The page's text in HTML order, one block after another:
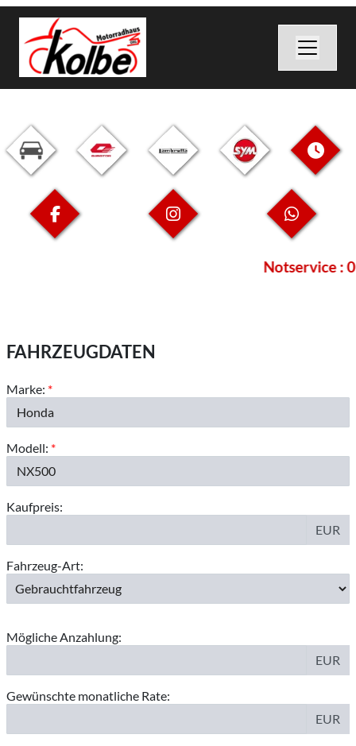
Notservice :
FAHRZEUGDATEN
Marke: *
Modell: *
Kaufpreis:
EUR
Fahrzeug-Art:
Mögliche Anzahlung:
EUR
Gewünschte monatliche Rate:
EUR